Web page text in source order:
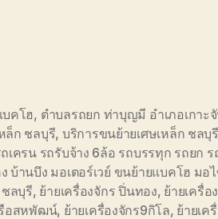
คโฮ, ตำบลรถยก ท่าบุญมี อำเภอเกาะ
ล็ก ชลบุรี, บริการขนย้ายเศษเหล็ก ชลบุรี
เครน รถรับจ้าง 6ล้อ รถบรรทุก รถยก
านบึง มอเตอร์เวย์ ขนย้ายแบคโฮ มอ
ชลบุรี, ย้ายเครื่องจักร ปิ่นทอง, ย้ายเครื่อ
รือสหพัฒน์, ย้ายเครื่องจักร9กิโล, ย้ายเค